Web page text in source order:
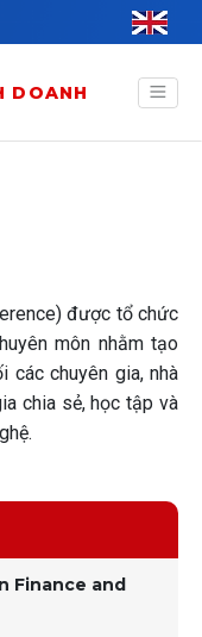
DOANH
được tổ chức
môn nhằm tạo
các chuyên gia, nhà
chia sẻ, học tập và
Finance and